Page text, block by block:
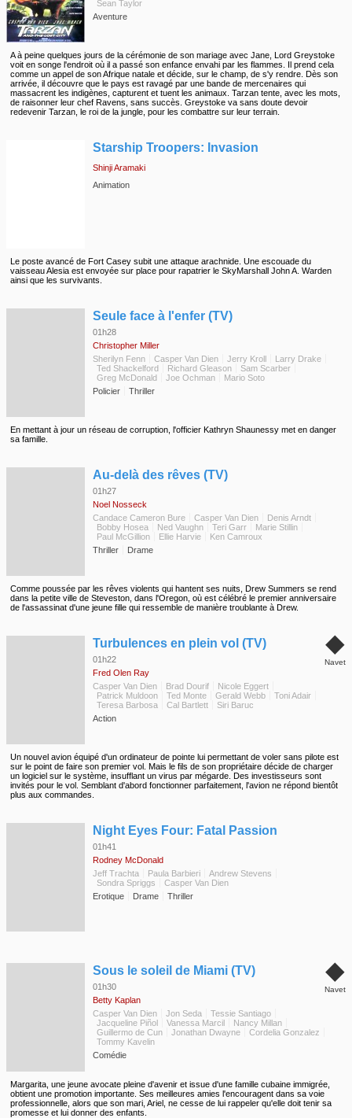
Sean Taylor
Aventure
A à peine quelques jours de la cérémonie de son mariage avec Jane, Lord Greystoke
voit en songe l'endroit où il a passé son enfance envahi par les flammes. Il prend cela
comme un appel de son Afrique natale et décide, sur le champ, de s'y rendre. Dès son
arrivée, il découvre que le pays est ravagé par une bande de mercenaires qui
massacrent les indigènes, capturent et tuent les animaux. Tarzan tente, avec les mots,
de raisonner leur chef Ravens, sans succès. Greystoke va sans doute devoir
redevenir Tarzan, le roi de la jungle, pour les combattre sur leur terrain.
Starship Troopers: Invasion
Shinji Aramaki
Animation
Le poste avancé de Fort Casey subit une attaque arachnide. Une escouade du
vaisseau Alesia est envoyée sur place pour rapatrier le SkyMarshall John A. Warden
ainsi que les survivants.
Seule face à l'enfer (TV)
01h28
Christopher Miller
Sherilyn Fenn
Casper Van Dien Jerry Kroll
Larry Drake
Ted Shackelford
Richard Gleason
Sam Scarber
Greg McDonald
Joe Ochman
Mario Soto
Policier
Thriller
En mettant à jour un réseau de corruption, l'officier Kathryn Shaunessy met en danger
sa famille.
Au-delà des rêves (TV)
01h27
Noel Nosseck
Candace Cameron Bure
Casper Van Dien
Denis Arndt
Bobby Hosea
Ned Vaughn Teri Garr
Marie Stillin
Paul McGillion
Ellie Harvie
Ken Camroux
Thriller
Drame
Comme poussée par les rêves violents qui hantent ses nuits, Drew Summers se rend
dans la petite ville de Steveston, dans l'Oregon, où est célébré le premier anniversaire
de l'assassinat d'une jeune fille qui ressemble de manière troublante à Drew.
◆
Navet
Turbulences en plein vol (TV)
01h22
Fred Olen Ray
Casper Van Dien
Brad Dourif
Nicole Eggert
Patrick Muldoon
Ted Monte Gerald Webb
Toni Adair
Teresa Barbosa
Cal Bartlett
Siri Baruc
Action
Un nouvel avion équipé d'un ordinateur de pointe lui permettant de voler sans pilote est
sur le point de faire son premier vol. Mais le fils de son propriétaire décide de charger
un logiciel sur le système, insufflant un virus par mégarde. Des investisseurs sont
invités pour le vol. Semblant d'abord fonctionner parfaitement, l'avion ne répond bientôt
plus aux commandes.
Night Eyes Four: Fatal Passion
01h41
Rodney McDonald
Jeff Trachta
Paula Barbieri
Andrew Stevens
Sondra Spriggs
Casper Van Dien
Erotique
Drame Thriller
◆
Navet
Sous le soleil de Miami (TV)
01h30
Betty Kaplan
Casper Van Dien
Jon Seda
Tessie Santiago
Jacqueline Piñol
Vanessa Marcil
Nancy Millan
Guillermo de Cun
Jonathan Dwayne
Cordelia Gonzalez
Tommy Kavelin
Comédie
Margarita, une jeune avocate pleine d'avenir et issue d'une famille cubaine immigrée,
obtient une promotion importante. Ses meilleures amies l'encouragent dans sa voie
professionnelle, alors que son mari, Ariel, ne cesse de lui rappeler qu'elle doit tenir sa
promesse et lui donner des enfants.